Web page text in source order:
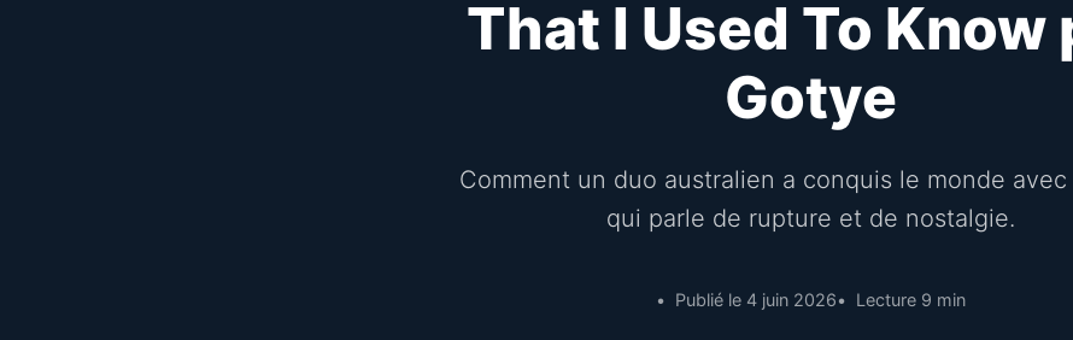
That I Used To Know
Gotye
Comment un duo australien a conquis le monde
qui parle de rupture et de nostalgie.
Publié le 4 juin 2026 Lecture 9 min